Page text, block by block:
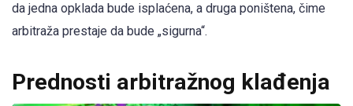
da jedna opklada bude isplaćena, a druga poništena, čime
arbitraža prestaje da bude „sigurna“.
Prednosti arbitražnog klađenja